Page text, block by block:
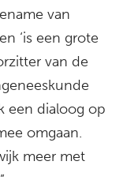
van
‘is een grote
van de
een dialoog op
omgaan.
meer met